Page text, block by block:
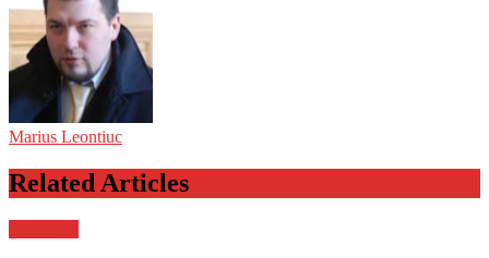
Marius Leontiuc
Related Articles